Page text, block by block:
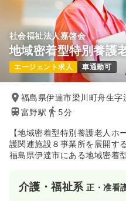
社会福祉法人嘉啓会
地域密着型特別養護
エージェント求人 車通勤可
福島県伊達市梁川町舟生字
富野駅
5分
【地域密着型特別養護老人
護関連施設８事業所を展開す
福島県伊達市にある地域密着
介護・福祉系正・准看